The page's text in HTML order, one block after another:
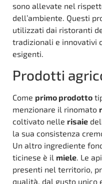
sono allevate nel
dell’ambiente. Questi
utilizzati dai ristoranti
tradizionali e innovativi
esigenti.
Prodotti
Come primo prodotto
menzionare il rinomato
coltivato nelle risaie
la sua consistenza
Un altro ingrediente
ticinese è il miele. Le
presenti nel territorio,
qualità, dal gusto unico